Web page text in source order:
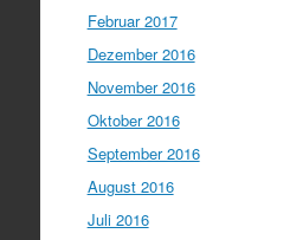
Februar 2017
Dezember 2016
November 2016
Oktober 2016
September 2016
August 2016
Juli 2016